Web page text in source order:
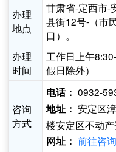
办理
地点
甘肃省-定西市-
县街12号-（市
口）。
办理
时间
工作日上午
假日除外）
咨询
方式
电话： 0932-
地址： 安定区
楼安定区不动
网址： 前往咨询